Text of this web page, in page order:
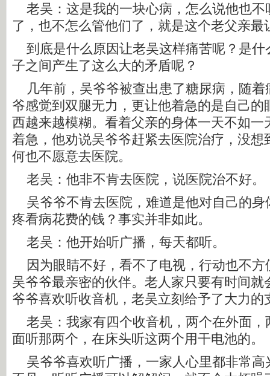
老吴：这是我的一块心病，怎么说他也不
了，也不怎么管他们了，就是这个老父亲最
到底是什么原因让老吴这样痛苦呢？是什
子之间产生了这么大的矛盾呢？
几年前，吴爷爷被查出患了糖尿病，随着
爷感觉到双腿无力，更让他着急的是自己的
西越来越模糊。看着父亲的身体一天不如一
着急，他劝说吴爷爷赶紧去医院治疗，没想
何也不愿意去医院。
老吴：他非不肯去医院，说医院治不好
吴爷爷不肯去医院，难道是他对自己的身
疼看病花费的钱？事实并非如此。
老吴：他开始听广播，每天都听。
因为眼睛不好，看不了电视，行动也不方
吴爷爷最亲密的伙伴。老人家只要有时间就
爷爷喜欢听收音机，老吴立刻给予了大力
老吴：我家有四个收音机，两个在外面，
面听那两个，在床头听这两个用干电池的。
吴爷爷喜欢听广播，一家人心里都非常高